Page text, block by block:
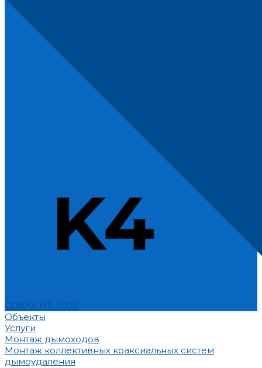
CORAX HP 5000
Объекты
Услуги
Монтаж дымоходов
Монтаж коллективных коаксиальных систем
дымоудаления